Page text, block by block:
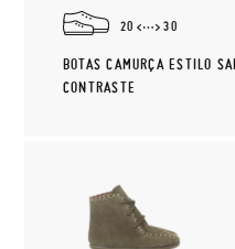
20 30
BOTAS CAMURÇA ESTILO
CONTRASTE